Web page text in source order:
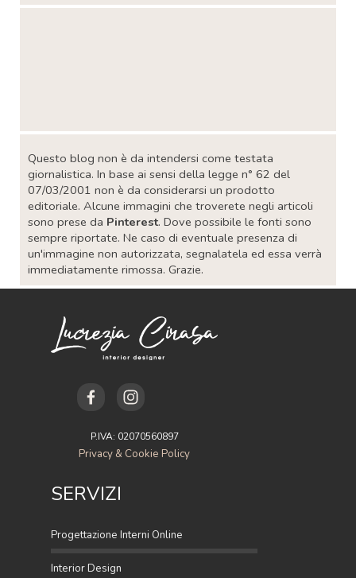
Questo blog non è da intendersi come testata
giornalistica. In base ai sensi della legge n° 62 del
07/03/2001 non è da considerarsi un prodotto
editoriale. Alcune immagini che troverete negli articoli
sono prese da Pinterest. Dove possibile le fonti sono
sempre riportate. Ne caso di eventuale presenza di
un'immagine non autorizzata, segnalatela ed essa verrà
immediatamente rimossa. Grazie.
SERVIZI
Progettazione Interni Online
Interior Design
P.IVA: 02070560897
Privacy & Cookie Policy